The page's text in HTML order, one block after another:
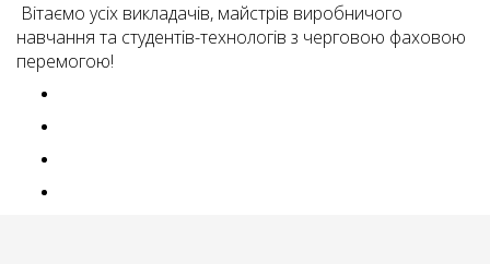
Вітаємо усіх викладачів, майстрів виробничого
навчання та студентів-технологів з черговою фаховою
перемогою!